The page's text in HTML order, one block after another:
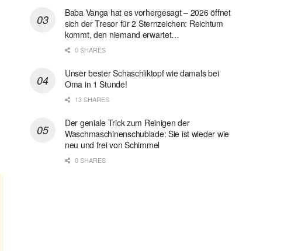
Baba Vanga hat es vorhergesagt – 2026 öffnet
sich der Tresor für 2 Sternzeichen: Reichtum
kommt, den niemand erwartet…
0 SHARES
Unser bester Schaschliktopf wie damals bei
Oma in 1 Stunde!
13 SHARES
Der geniale Trick zum Reinigen der
Waschmaschinenschublade: Sie ist wieder wie
neu und frei von Schimmel
0 SHARES